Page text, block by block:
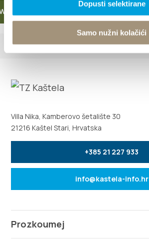
Dopusti selektirane
Samo nužni kolačići
Villa Nika, Kamberovo šetalište 30
21216 Kaštel Stari, Hrvatska
+385 21 227 933
info@kastela-info.hr
Prozkoumej